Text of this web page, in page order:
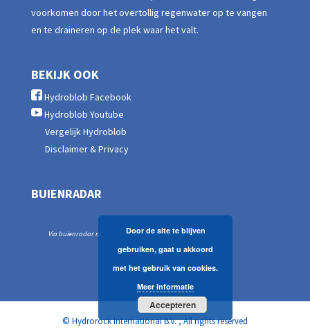
voorkomen door het overtollig regenwater op te vangen
en te draineren op de plek waar het valt.
BEKIJK OOK
Hydroblob Facebook
Hydroblob Youtube
Vergelijk Hydroblob
Disclaimer & Privacy
BUIENRADAR
Via buienradar.nl
© Hydrorock International B.V. , All rights reserved
Door de site te blijven
gebruiken, gaat u akkoord
met het gebruik van cookies.
Meer informatie
Accepteren